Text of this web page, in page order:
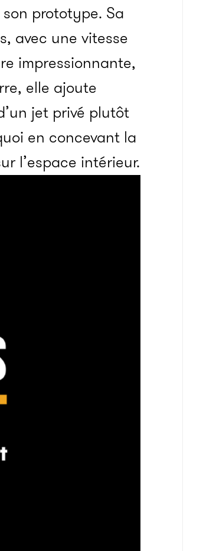
prototype. Sa
avec une vitesse
impressionnante,
elle ajoute
jet privé plutôt
en concevant la
l’espace intérieur.